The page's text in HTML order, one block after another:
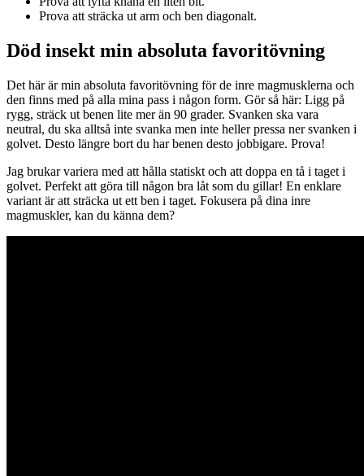
Prova att sträcka ut arm och ben diagonalt.
Död insekt min absoluta favoritövning
Det här är min absoluta favoritövning för de inre magmusklerna och
den finns med på alla mina pass i någon form. Gör så här: Ligg på
rygg, sträck ut benen lite mer än 90 grader. Svanken ska vara
neutral, du ska alltså inte svanka men inte heller pressa ner svanken i
golvet. Desto längre bort du har benen desto jobbigare. Prova!
Jag brukar variera med att hålla statiskt och att doppa en tå i taget i
golvet. Perfekt att göra till någon bra låt som du gillar! En enklare
variant är att sträcka ut ett ben i taget. Fokusera på dina inre
magmuskler, kan du känna dem?